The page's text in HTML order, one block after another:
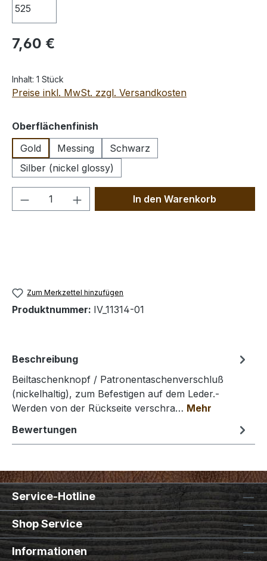
Regulärer Preis:
7,60 €
Inhalt: 1 Stück
Preise inkl. MwSt. zzgl. Versandkosten
Oberflächenfinish
Gold
Messing
Schwarz
Silber (nickel glossy)
Produkt Anzahl: Gib denIn den Warenkorb
Zum Merkzettel hinzufügen
Produktnummer: IV_11314-01
Beschreibung
Beiltaschenknopf / Patronentaschenverschluß
(nickelhaltig), zum Befestigen auf dem Leder.-
Werden von der Rückseite verschra… Mehr
Bewertungen
Service-Hotline
Shop Service
Informationen